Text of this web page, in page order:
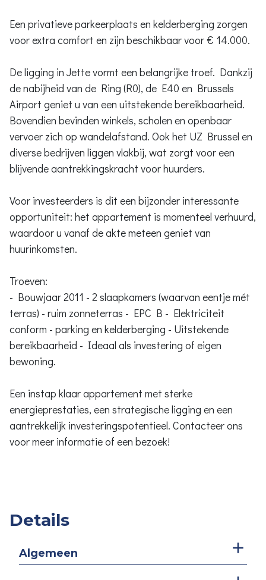
Een privatieve parkeerplaats en kelderberging zorgen
voor extra comfort en zijn beschikbaar voor € 14.000.
De ligging in Jette vormt een belangrijke troef. Dankzij
de nabijheid van de Ring (R0), de E40 en Brussels
Airport geniet u van een uitstekende bereikbaarheid.
Bovendien bevinden winkels, scholen en openbaar
vervoer zich op wandelafstand. Ook het UZ Brussel en
diverse bedrijven liggen vlakbij, wat zorgt voor een
blijvende aantrekkingskracht voor huurders.
Voor investeerders is dit een bijzonder interessante
opportuniteit: het appartement is momenteel verhuurd,
waardoor u vanaf de akte meteen geniet van
huurinkomsten.
Troeven:
- Bouwjaar 2011 - 2 slaapkamers (waarvan eentje mét
terras) - ruim zonneterras - EPC B - Elektriciteit
conform - parking en kelderberging - Uitstekende
bereikbaarheid - Ideaal als investering of eigen
bewoning.
Een instap klaar appartement met sterke
energieprestaties, een strategische ligging en een
aantrekkelijk investeringspotentieel. Contacteer ons
voor meer informatie of een bezoek!
Details
Algemeen